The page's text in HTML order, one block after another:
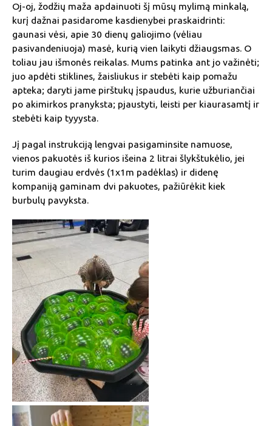
Oj-oj, žodžių maža apdainuoti šį mūsų mylimą minkalą,
kurį dažnai pasidarome kasdienybei praskaidrinti:
gaunasi vėsi, apie 30 dienų galiojimo (vėliau
pasivandeniuoja) masė, kurią vien laikyti džiaugsmas. O
toliau jau išmonės reikalas. Mums patinka ant jo važinėti;
juo apdėti stiklines, žaisliukus ir stebėti kaip pomažu
apteka; daryti jame pirštukų įspaudus, kurie užburiančiai
po akimirkos pranyksta; pjaustyti, leisti per kiaurasamtį ir
stebėti kaip tyyysta.
Jį pagal instrukciją lengvai pasigaminsite namuose,
vienos pakuotės iš kurios išeina 2 litrai šlykštukėlio, jei
turim daugiau erdvės (1x1m padėklas) ir didenę
kompaniją gaminam dvi pakuotes, pažiūrėkit kiek
burbulų pavyksta.